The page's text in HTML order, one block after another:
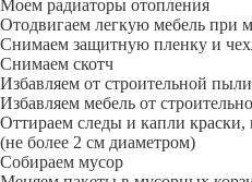
Моем радиаторы отопления
Отодвигаем легкую мебель при
Снимаем защитную пленку и
Снимаем скотч
Избавляем от строительной
Избавляем мебель от
Оттираем следы и капли краски,
(не более 2 см диаметром)
Собираем мусор